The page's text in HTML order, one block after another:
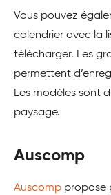
Vous pouvez
calendrier avec la
télécharger. Les
permettent
Les modèles sont
paysage.
Auscomp
Auscomp propose